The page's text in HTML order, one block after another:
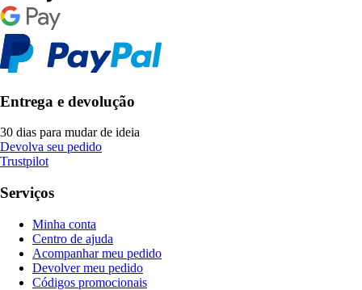
Entrega e devolução
30 dias para mudar de ideia
Devolva seu pedido
Trustpilot
Serviços
Minha conta
Centro de ajuda
Acompanhar meu pedido
Devolver meu pedido
Códigos promocionais